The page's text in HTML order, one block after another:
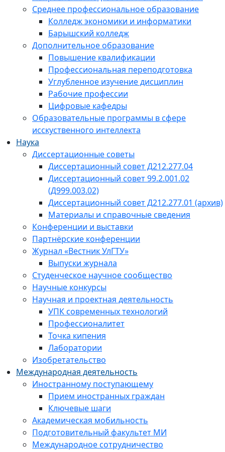
Среднее профессиональное образование
Колледж экономики и информатики
Барышский колледж
Дополнительное образование
Повышение квалификации
Профессиональная переподготовка
Углубленное изучение дисциплин
Рабочие профессии
Цифровые кафедры
Образовательные программы в сфере
исскуственного интеллекта
Наука
Диссертационные советы
Диссертационный совет Д212.277.04
Диссертационный совет 99.2.001.02
(Д999.003.02)
Диссертационный совет Д212.277.01 (архив)
Материалы и справочные сведения
Конференции и выставки
Партнёрские конференции
Журнал «Вестник УлГТУ»
Выпуски журнала
Студенческое научное сообщество
Научные конкурсы
Научная и проектная деятельность
УПК современных технологий
Профессионалитет
Точка кипения
Лаборатории
Изобретательство
Международная деятельность
Иностранному поступающему
Прием иностранных граждан
Ключевые шаги
Академическая мобильность
Подготовительный факультет МИ
Международное сотрудничество